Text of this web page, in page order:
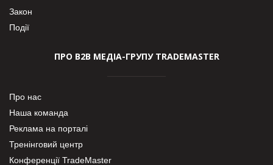
Закон
Події
ПРО В2В МЕДІА-ГРУПУ TRADEMASTER
Про нас
Наша команда
Реклама на порталі
Тренінговий центр
Конференції TradeMaster